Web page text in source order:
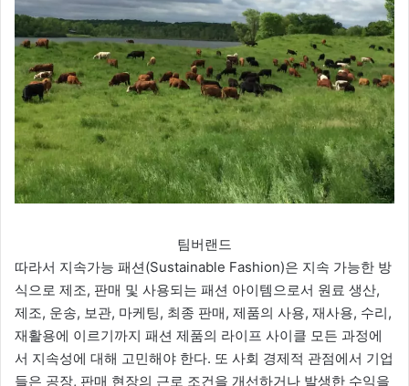
팀버랜드
따라서 지속가능 패션(Sustainable Fashion)은 지속 가능한 방
식으로 제조, 판매 및 사용되는 패션 아이템으로서 원료 생산,
제조, 운송, 보관, 마케팅, 최종 판매, 제품의 사용, 재사용, 수리,
재활용에 이르기까지 패션 제품의 라이프 사이클 모든 과정에
서 지속성에 대해 고민해야 한다. 또 사회 경제적 관점에서 기업
들은 공장, 판매 현장의 근로 조건을 개선하거나 발생한 수익을